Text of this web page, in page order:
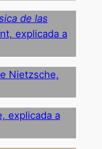
de las
explicada a
Nietzsche,
explicada a